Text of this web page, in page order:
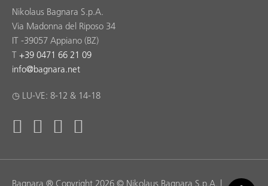
Nikolaus Bagnara S.p.A.
Via Madonna del Riposo 34
IT -39057 Appiano (BZ)
T +39 0471 66 21 09
info@bagnara.net
◷ LU-VE: 8-12 & 14-18
Bagnara ® Copyright 2026 © Nikolaus Bagnara S.p.A. |